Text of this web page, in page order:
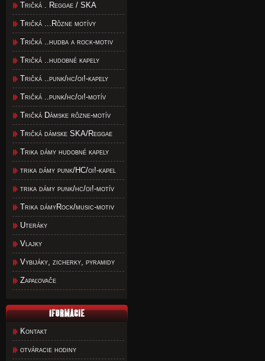
Tričká . Reggae / SKA
Tričká ...Rôzne motívy
Tričká ..hudba a rock-motiv
Tričká ..hudobné kapely
Tričká ..punk/hc/oi!-kapely
Tričká ..punk/hc/oi!-motív
Tričká Dámske rôzne-motív
Tričká dámske SKA/Reggae
Trika dámy hudobné kapely
trika dámy punk/HC/oi!-kapel
trika dámy punk/hc/oi!-motív
Trika dámyRock/music-motiv
Uteráky
Vlajky
Vybijáky, zicherky, pyramidy
Zapaľovače
Kontakt
otváracie hodiny